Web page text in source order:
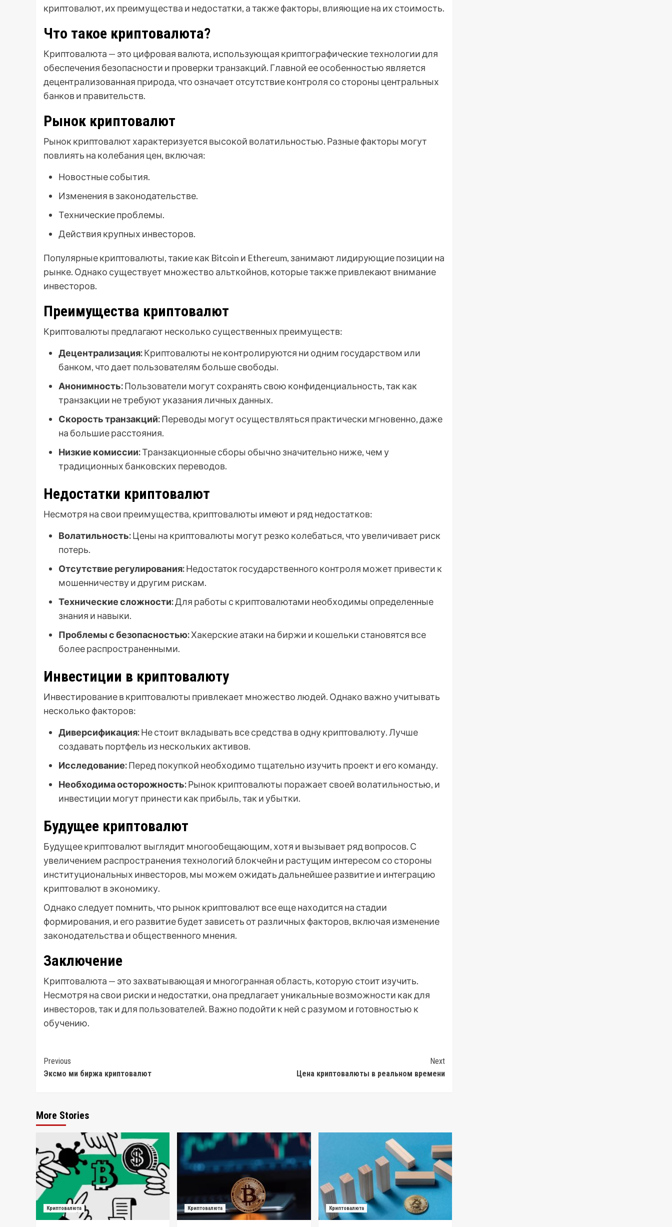
криптовалют, их преимущества и недостатки, а также факторы, влияющие на их стоимость.
Что такое криптовалюта?
Криптовалюта — это цифровая валюта, использующая криптографические технологии для
обеспечения безопасности и проверки транзакций. Главной ее особенностью является
децентрализованная природа, что означает отсутствие контроля со стороны центральных
банков и правительств.
Рынок криптовалют
Рынок криптовалют характеризуется высокой волатильностью. Разные факторы могут
повлиять на колебания цен, включая:
Новостные события.
Изменения в законодательстве.
Технические проблемы.
Действия крупных инвесторов.
Популярные криптовалюты, такие как Bitcoin и Ethereum, занимают лидирующие позиции на
рынке. Однако существует множество альткойнов, которые также привлекают внимание
инвесторов.
Преимущества криптовалют
Криптовалюты предлагают несколько существенных преимуществ:
Децентрализация:Криптовалюты не контролируются ни одним государством или
банком, что дает пользователям больше свободы.
Анонимность:Пользователи могут сохранять свою конфиденциальность, так как
транзакции не требуют указания личных данных.
Скорость транзакций:Переводы могут осуществляться практически мгновенно, даже
на большие расстояния.
Низкие комиссии:Транзакционные сборы обычно значительно ниже, чем у
традиционных банковских переводов.
Недостатки криптовалют
Несмотря на свои преимущества, криптовалюты имеют и ряд недостатков:
Волатильность:Цены на криптовалюты могут резко колебаться, что увеличивает риск
потерь.
Отсутствие регулирования:Недостаток государственного контроля может привести к
мошенничеству и другим рискам.
Технические сложности:Для работы с криптовалютами необходимы определенные
знания и навыки.
Проблемы с безопасностью:Хакерские атаки на биржи и кошельки становятся все
более распространенными.
Инвестиции в криптовалюту
Инвестирование в криптовалюты привлекает множество людей. Однако важно учитывать
несколько факторов:
Диверсификация:Не стоит вкладывать все средства в одну криптовалюту. Лучше
создавать портфель из нескольких активов.
Исследование:Перед покупкой необходимо тщательно изучить проект и его команду.
Необходима осторожность:Рынок криптовалюты поражает своей волатильностью, и
инвестиции могут принести как прибыль, так и убытки.
Будущее криптовалют
Будущее криптовалют выглядит многообещающим, хотя и вызывает ряд вопросов. С
увеличением распространения технологий блокчейн и растущим интересом со стороны
институциональных инвесторов, мы можем ожидать дальнейшее развитие и интеграцию
криптовалют в экономику.
Однако следует помнить, что рынок криптовалют все еще находится на стадии
формирования, и его развитие будет зависеть от различных факторов, включая изменение
законодательства и общественного мнения.
Заключение
Криптовалюта — это захватывающая и многогранная область, которую стоит изучить.
Несмотря на свои риски и недостатки, она предлагает уникальные возможности как для
инвесторов, так и для пользователей. Важно подойти к ней с разумом и готовностью к
обучению.
Post
Navigation
Previous
Эксмо ми биржа криптовалют
Next
Цена криптовалюты в реальном времени
More Stories
Криптовалюта Криптовалюта Криптовалюта